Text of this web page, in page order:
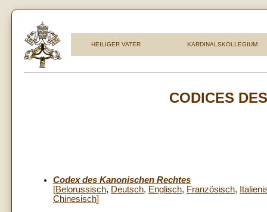
HEILIGER VATER KARDINALSKOLLEGIUM
CODICES
Codex des Kanonischen Rechtes
[Belorussisch, Deutsch, Englisch, Französisch,
Chinesisch]